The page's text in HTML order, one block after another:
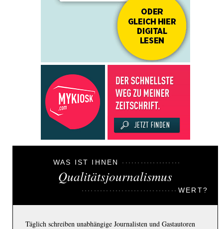
WAS IST IHNEN
Qualitätsjournalismus
WERT?
Täglich schreiben unabhängige Journalisten und Gastautoren